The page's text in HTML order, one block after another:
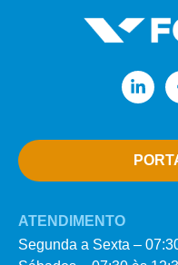
ATENDIMENTO
Segunda a Sexta –